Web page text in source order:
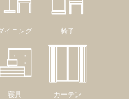
イニング 椅子
寝具 カーテン